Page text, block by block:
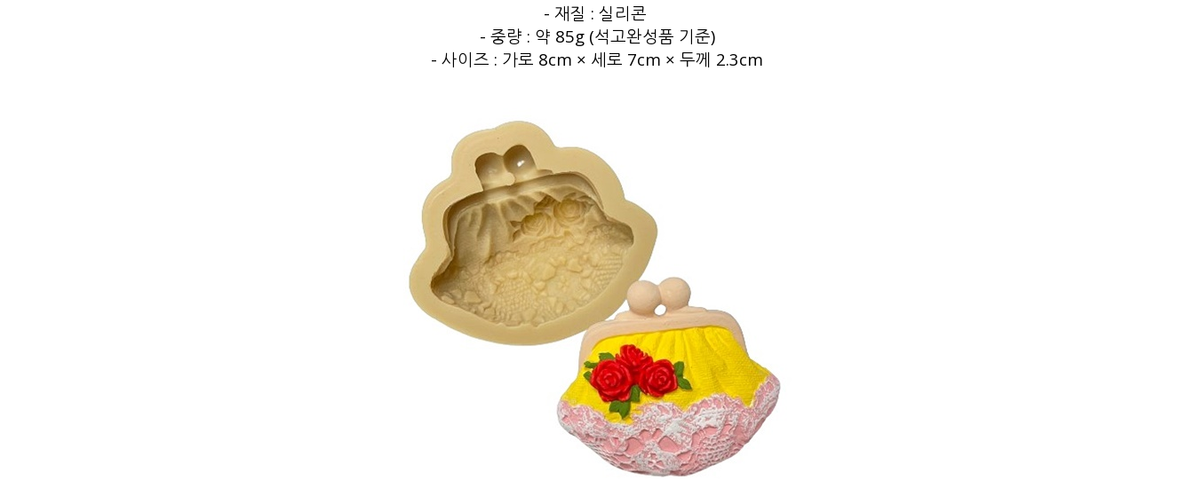
- 재질 : 실리콘
- 중량 : 약 85g (석고완성품 기준)
- 사이즈 : 가로 8cm × 세로 7cm × 두께 2.3cm